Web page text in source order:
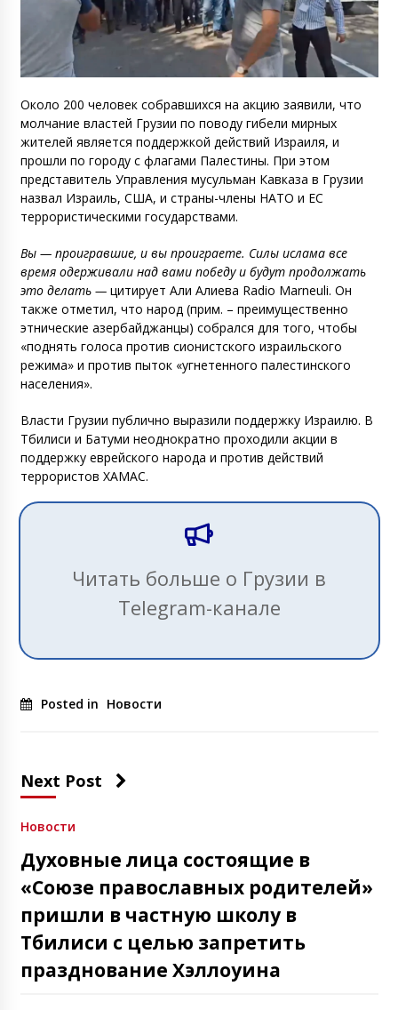
Около 200 человек собравшихся на акцию заявили, что
молчание властей Грузии по поводу гибели мирных
жителей является поддержкой действий Израиля, и
прошли по городу с флагами Палестины. При этом
представитель Управления мусульман Кавказа в Грузии
назвал Израиль, США, и страны-члены НАТО и ЕС
террористическими государствами.
Вы — проигравшие, и вы проиграете. Силы ислама все
время одерживали над вами победу и будут продолжать
это делать — цитирует Али Алиева Radio Marneuli. Он
также отметил, что народ (прим. – преимущественно
этнические азербайджанцы) собрался для того, чтобы
«поднять голоса против сионистского израильского
режима» и против пыток «угнетенного палестинского
населения».
Власти Грузии публично выразили поддержку Израилю. В
Тбилиси и Батуми неоднократно проходили акции в
поддержку еврейского народа и против действий
террористов ХАМАС.
Читать больше о Грузии в
Telegram-канале
Posted in Новости
Next Post
Новости
Духовные лица состоящие в
«Союзе православных родителей»
пришли в частную школу в
Тбилиси с целью запретить
празднование Хэллоуина